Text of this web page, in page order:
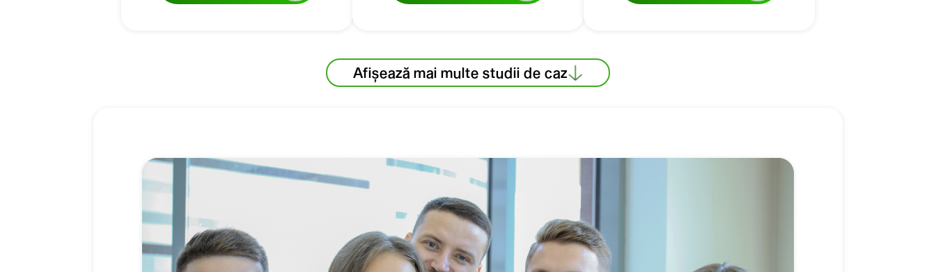
Afișează mai multe studii de caz